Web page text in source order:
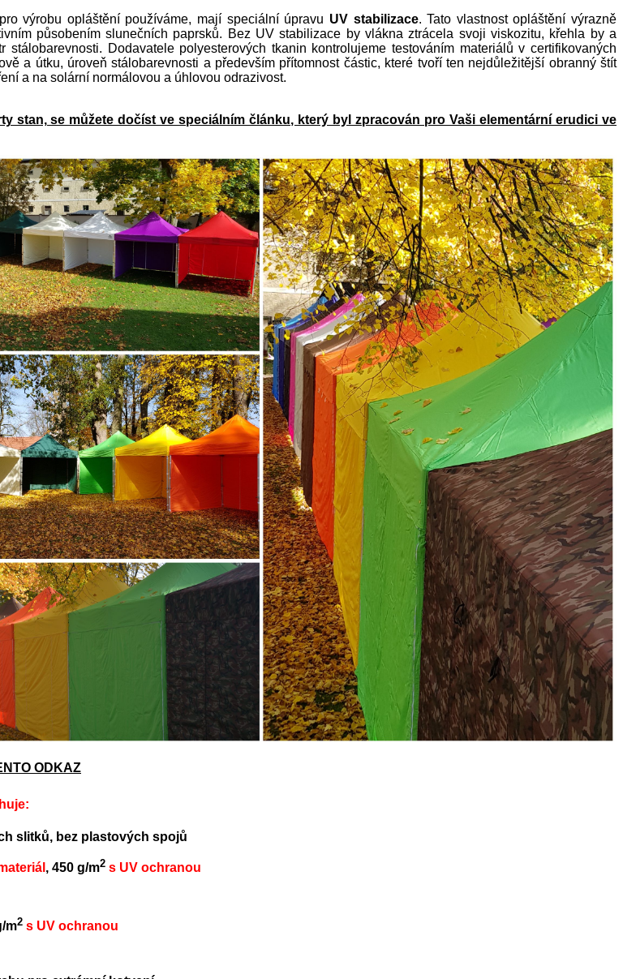
výrobu opláštění používáme, mají speciální úpravu UV stabilizace. Tato vlastnost opláštění výrazně
působením slunečních paprsků. Bez UV stabilizace by vlákna ztrácela svoji viskozitu, křehla by a
Dodavatele polyesterových tkanin kontrolujeme testováním materiálů v certifikovaných
a útku, úroveň stálobarevnosti a především přítomnost částic, které tvoří ten nejdůležitější obranný štít
a na solární normálovou a úhlovou odrazivost.
se můžete dočíst ve speciálním článku, který byl zpracován pro Vaši elementární erudici ve
ODKAZ
slitků, bez plastových spojů
, 450 g/m2 s UV ochranou
m2 s UV ochranou